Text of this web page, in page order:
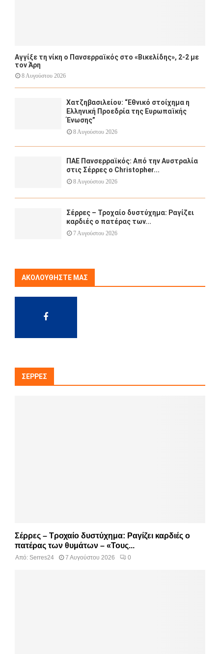
Αγγίξε τη νίκη ο Πανσερραϊκός στο «Βικελίδης», 2-2 με
τον Άρη
8 Αυγούστου 2026
Χατζηβασιλείου: “Εθνικό στοίχημα η
Ελληνική Προεδρία της Ευρωπαϊκής
Ένωσης”
8 Αυγούστου 2026
ΠΑΕ Πανσερραϊκός: Από την Αυστραλία
στις Σέρρες ο Christopher...
8 Αυγούστου 2026
Σέρρες – Τροχαίο δυστύχημα: Ραγίζει
καρδιές ο πατέρας των...
7 Αυγούστου 2026
ΑΚΟΛΟΥΘΉΣΤΕ ΜΑΣ
ΣΈΡΡΕΣ
Σέρρες – Τροχαίο δυστύχημα: Ραγίζει καρδιές ο
πατέρας των θυμάτων – «Τους...
Από: Serres24 7 Αυγούστου 2026 0